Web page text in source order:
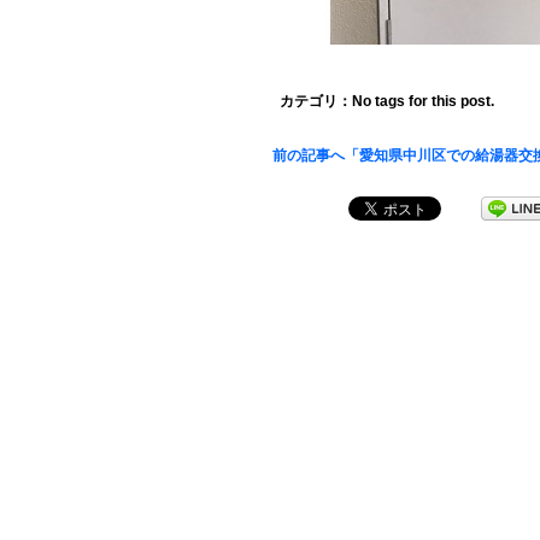
カテゴリ：No tags for this post.
前の記事へ「愛知県中川区での給湯器交